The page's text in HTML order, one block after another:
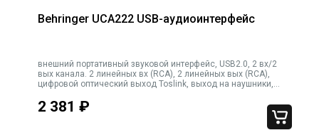
Behringer UCA222 USB-аудиоинтерфейс
внешний портативный звуковой интерфейс, USB2.0, 2 вх/2
вых канала. 2 линейных вх (RCA), 2 линейных вых (RCA),
цифровой оптический выход Toslink, выход на наушники,
2 381 ₽